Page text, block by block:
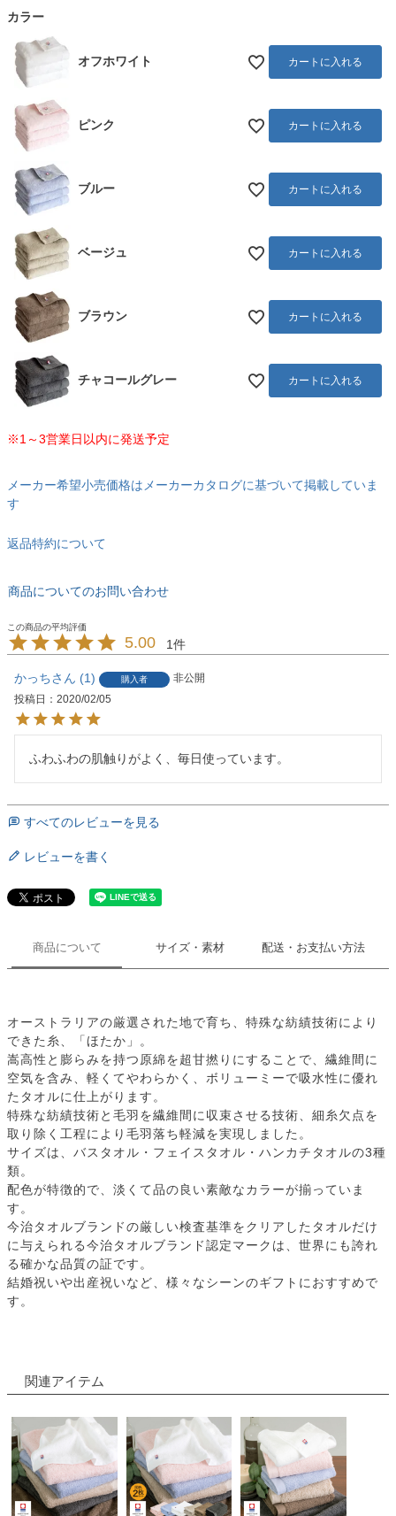
カラー
オフホワイト カートに入れる
ピンク カートに入れる
ブルー カートに入れる
ベージュ カートに入れる
ブラウン カートに入れる
チャコールグレー カートに入れる
※1～3営業日以内に発送予定
メーカー希望小売価格はメーカーカタログに基づいて掲載していま
す
返品特約について
商品についてのお問い合わせ
5.00 1
かっち 1 購入者
非公開
投稿日
2020/02/05
ふわふわの肌触りがよく、毎日使っています。
すべてのレビューを見る
レビューを書く
商品について サイズ・素材 配送・お支払い方法
オーストラリアの厳選された地で育ち、特殊な紡績技術により
できた糸、「ほたか」。
嵩高性と膨らみを持つ原綿を超甘撚りにすることで、繊維間に
空気を含み、軽くてやわらかく、ボリューミーで吸水性に優れ
たタオルに仕上がります。
特殊な紡績技術と毛羽を繊維間に収束させる技術、細糸欠点を
取り除く工程により毛羽落ち軽減を実現しました。
サイズは、バスタオル・フェイスタオル・ハンカチタオルの3種
類。
配色が特徴的で、淡くて品の良い素敵なカラーが揃っていま
す。
今治タオルブランドの厳しい検査基準をクリアしたタオルだけ
に与えられる今治タオルブランド認定マークは、世界にも誇れ
る確かな品質の証です。
結婚祝いや出産祝いなど、様々なシーンのギフトにおすすめで
す。
関連アイテム